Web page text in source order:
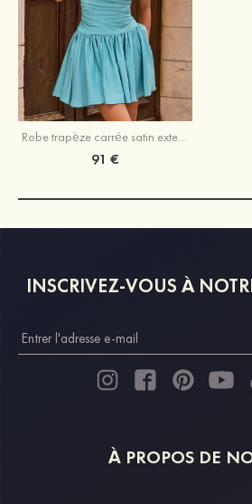
Robe trapèze carrée satin extensible courte/mini robe de fête de la rentrée
91 €
INSCRIVEZ-VOUS À
À PROPOS DE